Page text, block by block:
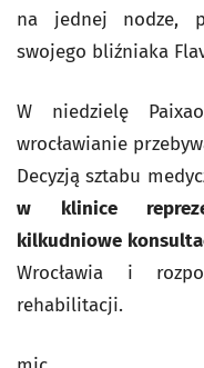
na jednej nodze,
swojego bliźniaka
W niedzielę
wrocławianie
Decyzją sztabu
w klinice
kilkudniowe
Wrocławia i
rehabilitacji.